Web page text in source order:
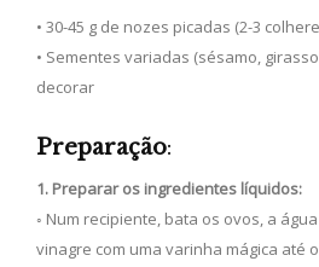
• 30-45 g de nozes picadas (2-3
• Sementes variadas (sésamo,
decorar
Preparação:
1. Preparar os ingredientes líquidos:
◦ Num recipiente, bata os ovos, a
vinagre com uma varinha mágica até